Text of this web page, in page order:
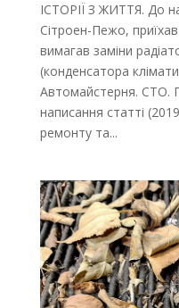
ІСТОРІЇ З ЖИТТЯ. До
Сітроен-Пежо,
вимагав заміни
(конденсатора
Автомайстерня. СТО.
написання статті
ремонту та...